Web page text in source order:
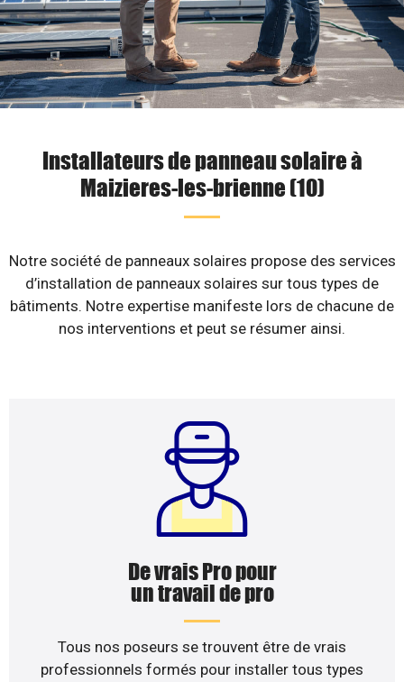
Installateurs de panneau solaire à
Maizieres-les-brienne (10)
Notre société de panneaux solaires propose des services
d’installation de panneaux solaires sur tous types de
bâtiments. Notre expertise manifeste lors de chacune de
nos interventions et peut se résumer ainsi.
De vrais Pro pour
un travail de pro
Tous nos poseurs se trouvent être de vrais
professionnels formés pour installer tous types